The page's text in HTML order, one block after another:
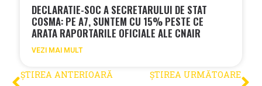
DECLARATIE-SOC A SECRETARULUI DE STAT
COSMA: PE A7, SUNTEM CU 15% PESTE CE
ARATA RAPORTARILE OFICIALE ALE CNAIR
VEZI MAI MULT
ȘTIREA ANTERIOARĂ ȘTIREA URMĂTOARE